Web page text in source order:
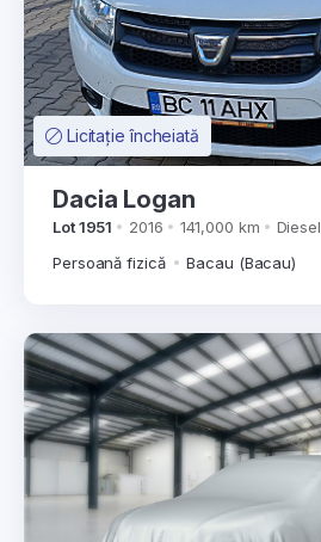
Licitație încheiată
Dacia Logan
Lot 1951 2016 141,000 km
Diesel
Persoană fizică
Bacau (Bacau)